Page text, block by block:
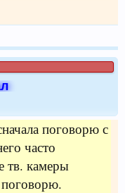
поговорю с
часто
тв. камеры